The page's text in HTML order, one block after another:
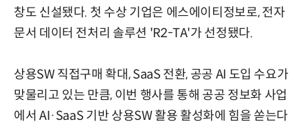
창도 신설됐다. 첫 수상 기업은 에스에이티정보로, 전자
문서 데이터 전처리 솔루션 'R2-TA'가 선정됐다.
상용SW 직접구매 확대, SaaS 전환, 공공 AI 도입 수요가
맞물리고 있는 만큼, 이번 행사를 통해 공공 정보화 사업
에서 AI·SaaS 기반 상용SW 활용 활성화에 힘을 쏟는다